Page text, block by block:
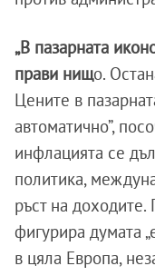
„В пазарната
прави нищо.
Цените в
автоматично”,
инфлацията се
политика,
ръст на
фигурира думата
в цяла Европа,